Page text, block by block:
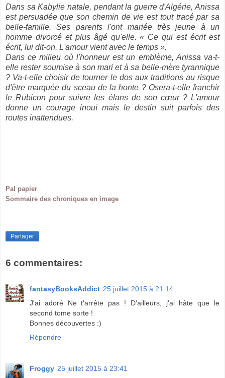
Dans sa Kabylie natale, pendant la guerre d'Algérie, Anissa
est persuadée que son chemin de vie est tout tracé par sa
belle-famille. Ses parents l'ont mariée très jeune à un
homme divorcé et plus âgé qu'elle. « Ce qui est écrit est
écrit, lui dit-on. L'amour vient avec le temps ».
Dans ce milieu où l'honneur est un emblème, Anissa va-t-
elle rester soumise à son mari et à sa belle-mère tyrannique
? Va-t-elle choisir de tourner le dos aux traditions au risque
d'être marquée du sceau de la honte ? Osera-t-elle franchir
le Rubicon pour suivre les élans de son cœur ? L'amour
donne un courage inouï mais le destin suit parfois des
routes inattendues.
Pal papier
Sommaire des chroniques en image
Partager
6 commentaires:
fantasyBooksAddict 25 juillet 2015 à 21:14
J'ai adoré Ne t'arrête pas ! D'ailleurs, j'ai hâte que le
second tome sorte !
Bonnes découvertes :)
Répondre
Froggy 25 juillet 2015 à 23:41